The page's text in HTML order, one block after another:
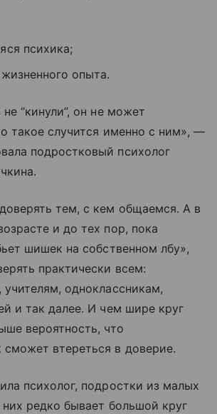
психика;
опыта.
“кинули”, он не может
такое случится именно с ним», —
подростковый психолог
тем, с кем общаемся. А в
и до тех пор, пока
шишек на собственном лбу»,
практически всем:
одноклассникам,
и так далее. И чем шире круг
вероятность, что
втереться в доверие.
психолог, подростки из малых
них редко бывает большой круг